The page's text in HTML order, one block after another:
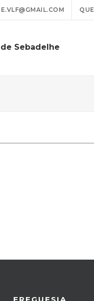
Sebadelhe